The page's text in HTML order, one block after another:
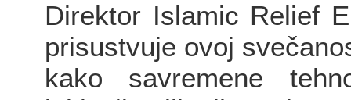
Direktor Islamic Relief
prisustvuje ovoj
kako savremene